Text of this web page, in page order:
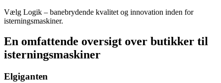
Vælg Logik – banebrydende kvalitet og innovation inden for
isterningsmaskiner.
En omfattende oversigt over butikker til
isterningsmaskiner
Elgiganten